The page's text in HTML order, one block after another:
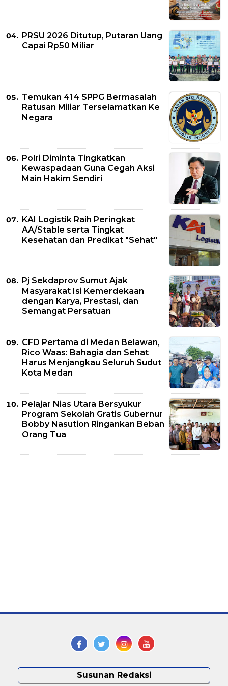
PRSU 2026 Ditutup, Putaran Uang
Capai Rp50 Miliar
Temukan 414 SPPG Bermasalah
Ratusan Miliar Terselamatkan Ke
Negara
Polri Diminta Tingkatkan
Kewaspadaan Guna Cegah Aksi
Main Hakim Sendiri
KAI Logistik Raih Peringkat
AA/Stable serta Tingkat
Kesehatan dan Predikat "Sehat"
Pj Sekdaprov Sumut Ajak
Masyarakat Isi Kemerdekaan
dengan Karya, Prestasi, dan
Semangat Persatuan
CFD Pertama di Medan Belawan,
Rico Waas: Bahagia dan Sehat
Harus Menjangkau Seluruh Sudut
Kota Medan
Pelajar Nias Utara Bersyukur
Program Sekolah Gratis Gubernur
Bobby Nasution Ringankan Beban
Orang Tua
Susunan Redaksi